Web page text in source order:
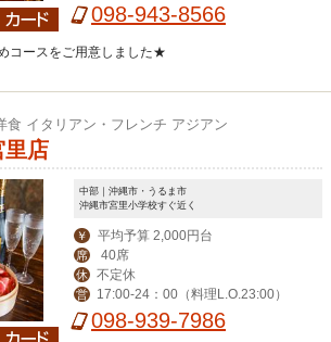
0) (土)-翌1:00(LO翌0:30) 昼(月～金) 1
098-943-8566
コースをご用意しました★
食 イタリアン・フレンチ アジアン
店
中部｜沖縄市・うるま市
沖縄市宮里小学校すぐ近く
￥ 平均予算 2,000円台
席 40席
休 不定休
営 17:00-24：00（料理L.O.23:00）
098-939-7986